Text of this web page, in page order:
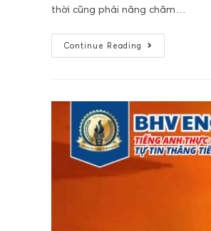
thời cũng phải năng chăm…
Continue Reading